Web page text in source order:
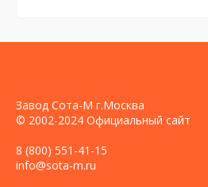
Завод Сота-М г.Москва
© 2002-2024 Официальный сайт
8 (800) 551-41-15
info@sota-m.ru